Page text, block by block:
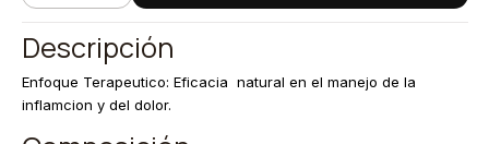
Descripción
Enfoque Terapeutico: Eficacia natural en el manejo de la
inflamcion y del dolor.